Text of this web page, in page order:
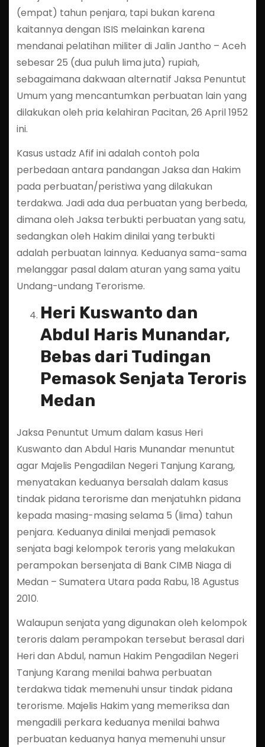
(empat) tahun penjara, tapi bukan karena
kaitannya dengan ISIS melainkan karena
mendanai pelatihan militer di Jalin Jantho – Aceh
sebesar 25 (dua puluh lima juta) rupiah,
sebagaimana dakwaan alternatif Jaksa Penuntut
Umum yang mencantumkan perbuatan lain yang
dilakukan oleh pria kelahiran Pacitan, 26 April 1952
ini.
Kasus ustadz Afif ini adalah contoh pola
perbedaan antara pandangan Jaksa dan Hakim
pada perbuatan/peristiwa yang dilakukan
terdakwa. Jadi ada dua perbuatan yang berbeda,
dimana oleh Jaksa terbukti perbuatan yang satu,
sedangkan oleh Hakim dinilai yang terbukti
adalah perbuatan lainnya. Keduanya sama-sama
melanggar pasal dalam aturan yang sama yaitu
Undang-undang Terorisme.
Heri Kuswanto dan
Abdul Haris Munandar,
Bebas dari Tudingan
Pemasok Senjata Teroris
Medan
Jaksa Penuntut Umum dalam kasus Heri
Kuswanto dan Abdul Haris Munandar menuntut
agar Majelis Pengadilan Negeri Tanjung Karang,
menyatakan keduanya bersalah dalam kasus
tindak pidana terorisme dan menjatuhkn pidana
kepada masing-masing selama 5 (lima) tahun
penjara. Keduanya dinilai menjadi pemasok
senjata bagi kelompok teroris yang melakukan
perampokan bersenjata di Bank CIMB Niaga di
Medan – Sumatera Utara pada Rabu, 18 Agustus
2010.
Walaupun senjata yang digunakan oleh kelompok
teroris dalam perampokan tersebut berasal dari
Heri dan Abdul, namun Hakim Pengadilan Negeri
Tanjung Karang menilai bahwa perbuatan
terdakwa tidak memenuhi unsur tindak pidana
terorisme. Majelis Hakim yang memeriksa dan
mengadili perkara keduanya menilai bahwa
perbuatan keduanya hanya memenuhi unsur